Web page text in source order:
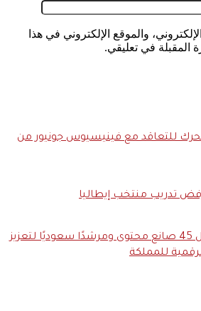
والموقع الإلكتروني في هذا
المقبلة في تعليقي.
للتعاقد مع فينيسيوس جونيور من
تدريب منتخب إيطاليا
مؤمن الجندي يؤهل 45 صانع محتوى ومرشدًا سعوديًا لتعزيز
للمملكة